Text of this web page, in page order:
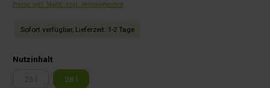
Preise inkl. MwSt. zzgl. Versandkosten
Sofort verfügbar, Lieferzeit: 1-2 Tage
Nutzinhaltauswählen
(Diese Option ist zurzeit nicht verfügbar.)
28 l